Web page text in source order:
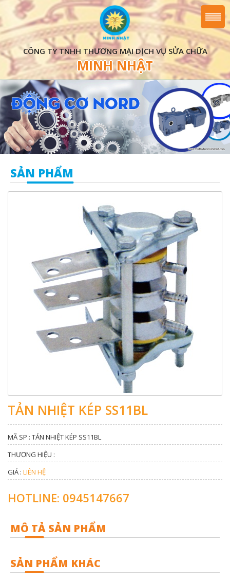
CÔNG TY TNHH THƯƠNG MẠI DỊCH VỤ SỬA CHỮA
MINH NHẬT
SẢN PHẨM
TẢN NHIỆT KÉP SS11BL
MÃ SP : TẢN NHIỆT KÉP SS11BL
THƯƠNG HIỆU :
GIÁ : LIÊN HỆ
HOTLINE: 0945147667
MÔ TẢ SẢN PHẨM
SẢN PHẨM KHÁC